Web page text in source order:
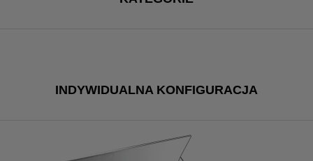
INDYWIDUALNA KONFIGURACJA